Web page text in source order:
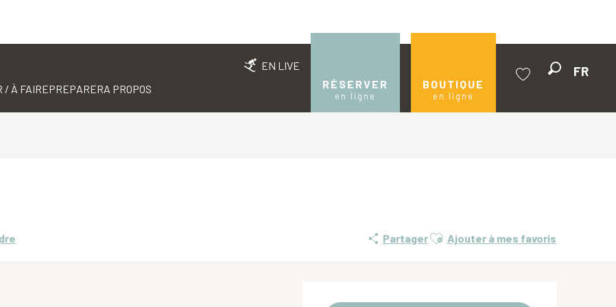
EN LIVE
RÉSERVER
en ligne
BOUTIQUE
en ligne
FR
/ À FAIREPREPARERA PROPOS
PartagerAjouter aux favoris
Ajouter à mes favoris